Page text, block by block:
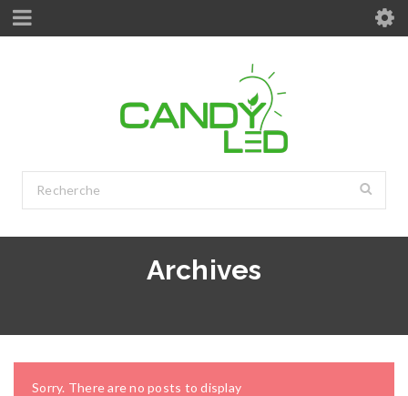
Archives
Sorry. There are no posts to display